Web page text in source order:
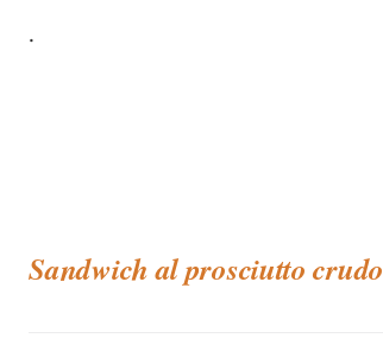
.
Sandwich al prosciutto crudo